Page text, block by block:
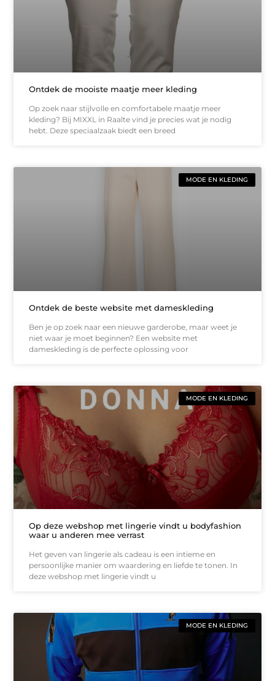
Ontdek de mooiste maatje meer kleding
Op zoek naar stijlvolle en comfortabele maatje meer
kleding? Bij MIXXL in Raalte vind je precies wat je nodig
hebt. Deze speciaalzaak biedt een breed
MODE EN KLEDING
Ontdek de beste website met dameskleding
Ben je op zoek naar een nieuwe garderobe, maar weet je
niet waar je moet beginnen? Een website met
dameskleding is de perfecte oplossing voor
MODE EN KLEDING
Op deze webshop met lingerie vindt u bodyfashion
waar u anderen mee verrast
Het geven van lingerie als cadeau is een intieme en
persoonlijke manier om waardering en liefde te tonen. In
deze webshop met lingerie vindt u
MODE EN KLEDING